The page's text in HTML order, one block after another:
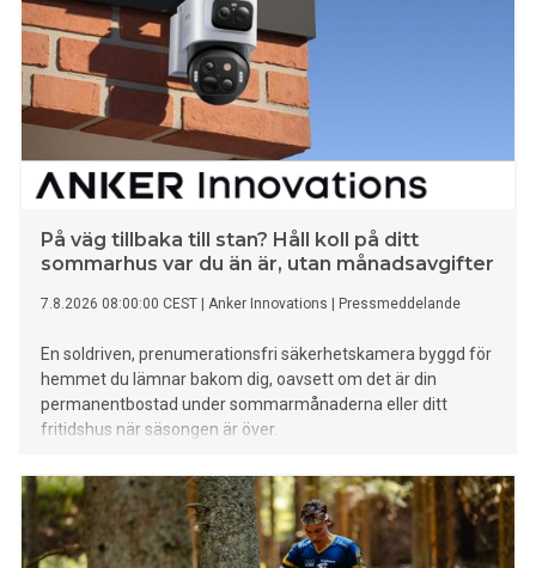
På väg tillbaka till stan? Håll koll på ditt
sommarhus var du än är, utan månadsavgifter
7.8.2026 08:00:00 CEST Anker Innovations Pressmeddelande
En soldriven, prenumerationsfri säkerhetskamera byggd för
hemmet du lämnar bakom dig, oavsett om det är din
permanentbostad under sommarmånaderna eller ditt
fritidshus när säsongen är över.